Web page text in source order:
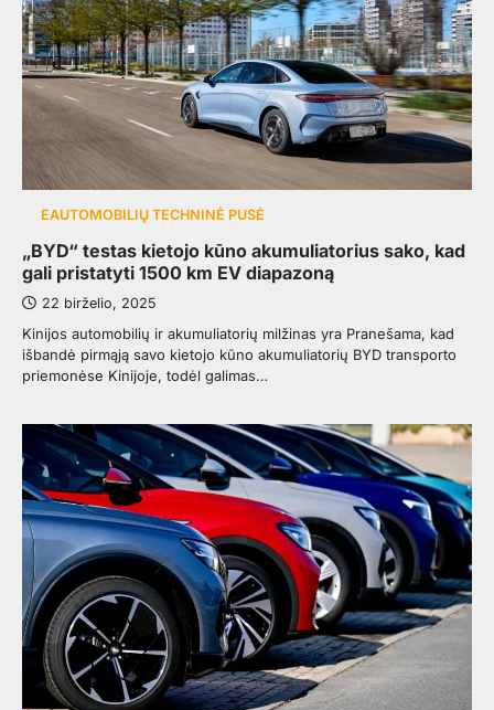
EAUTOMOBILIŲ TECHNINĖ PUSĖ
„BYD“ testas kietojo kūno akumuliatorius sako, kad
gali pristatyti 1500 km EV diapazoną
22 birželio, 2025
Kinijos automobilių ir akumuliatorių milžinas yra Pranešama, kad
išbandė pirmąją savo kietojo kūno akumuliatorių BYD transporto
priemonėse Kinijoje, todėl galimas…